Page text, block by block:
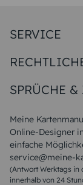
Meine
Online-Designer
einfache
service@meine-
(Antwort Werktags in
innerhalb von 24
SERVICE
Papiersorten
Unsere Produktion
Magazin
FAQ
Widerrufsbelehrung
SPRÜCHE &
Liebeskummer
Sommer Sprüche
Muttertagssprüche
Sprüche zur Hochzeit
Sprüche zur
Weihnachtsgedichte